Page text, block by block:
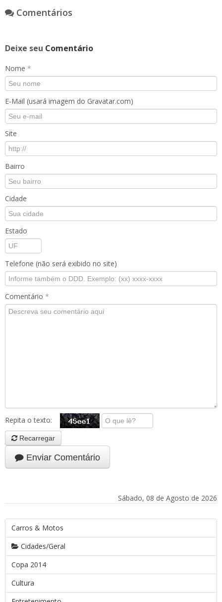
Comentários
Deixe seu Comentário
Nome *
E-Mail (usará imagem do Gravatar.com)
Site
Bairro
Cidade
Estado
Telefone (não será exibido no site)
Comentário *
Repita o texto:
Recarregar
Enviar Comentário
Sábado, 08 de Agosto de 2026
Carros & Motos
Cidades/Geral
Copa 2014
Cultura